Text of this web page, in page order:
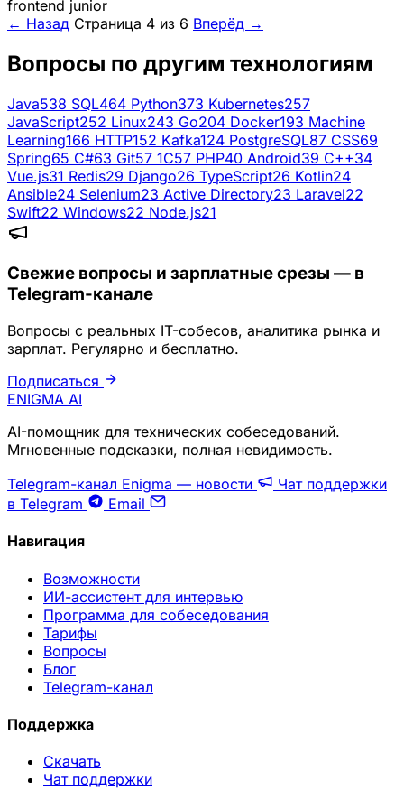
frontend junior
← Назад Страница 4 из 6 Вперёд →
Вопросы по другим технологиям
Java538 SQL464 Python373 Kubernetes257
JavaScript252 Linux243 Go204 Docker193 Machine
Learning166 HTTP152 Kafka124 PostgreSQL87 CSS69
Spring65 C#63 Git57 1C57 PHP40 Android39 C++34
Vue.js31 Redis29 Django26 TypeScript26 Kotlin24
Ansible24 Selenium23 Active Directory23 Laravel22
Swift22 Windows22 Node.js21
Свежие вопросы и зарплатные срезы — в
Telegram-канале
Вопросы с реальных IT-собесов, аналитика рынка и
зарплат. Регулярно и бесплатно.
Подписаться
ENIGMA AI
AI-помощник для технических собеседований.
Мгновенные подсказки, полная невидимость.
Telegram-канал Enigma — новости
Чат поддержки
в Telegram
Email
Навигация
Возможности
ИИ-ассистент для интервью
Программа для собеседования
Тарифы
Вопросы
Блог
Telegram-канал
Поддержка
Скачать
Чат поддержки